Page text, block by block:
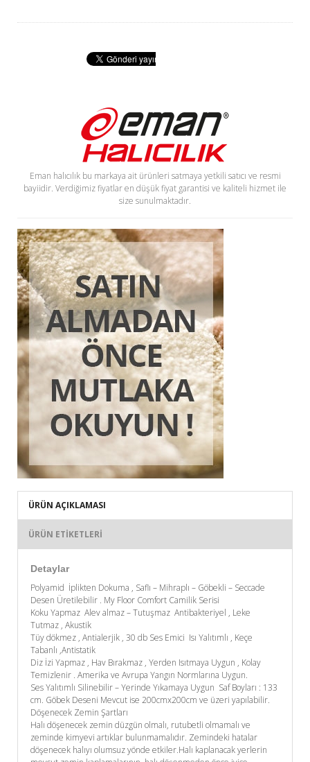
Eman halıcılık bu markaya ait ürünleri satmaya yetkili satıcı ve resmi
bayiidir. Verdiğimiz fiyatlar en düşük fiyat garantisi ve kaliteli hizmet ile
size sunulmaktadır.
ÜRÜN AÇIKLAMASI
ÜRÜN ETIKETLERI
Detaylar
Polyamid İplikten Dokuma , Saflı – Mihraplı – Göbekli – Seccade
Desen Üretilebilir . My Floor Comfort Camilik Serisi
Koku Yapmaz Alev almaz – Tutuşmaz Antibakteriyel , Leke
Tutmaz , Akustik
Tüy dökmez , Antialerjik , 30 db Ses Emici Isı Yalıtımlı , Keçe
Tabanlı ,Antistatik
Diz İzi Yapmaz , Hav Bırakmaz , Yerden Isıtmaya Uygun , Kolay
Temizlenir . Amerika ve Avrupa Yangın Normlarına Uygun.
Ses Yalıtımlı Silinebilir – Yerinde Yıkamaya Uygun Saf Boyları : 133
cm. Göbek Deseni Mevcut ise 200cmx200cm ve üzeri yapılabilir.
Döşenecek Zemin Şartları
Halı döşenecek zemin düzgün olmalı, rutubetli olmamalı ve
zeminde kimyevi artıklar bulunmamalıdır. Zemindeki hatalar
döşenecek halıyı olumsuz yönde etkiler.Halı kaplanacak yerlerin